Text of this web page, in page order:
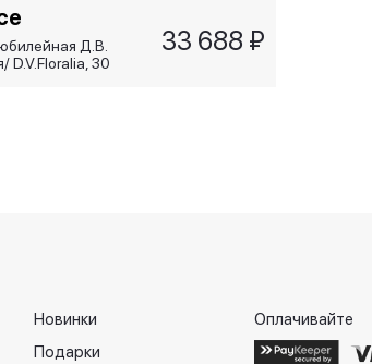
Д.В.
D.V.Floralia, 30
33 688 ₽
Новинки
Подарки
Оплачивайте